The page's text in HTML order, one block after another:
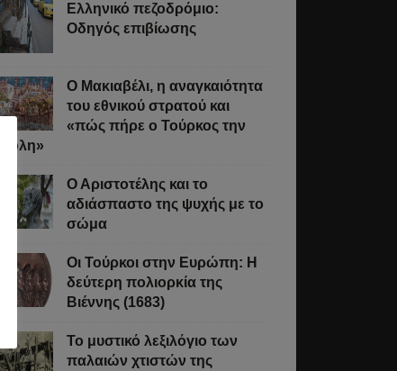
Ελληνικό πεζοδρόμιο:
Οδηγός επιβίωσης
Ο Μακιαβέλι, η αναγκαιότητα
του εθνικού στρατού και
«πώς πήρε ο Τούρκος την
Πόλη»
Ο Αριστοτέλης και το
αδιάσπαστο της ψυχής με το
σώμα
Οι Τούρκοι στην Ευρώπη: Η
δεύτερη πολιορκία της
Βιέννης (1683)
Το μυστικό λεξιλόγιο των
παλαιών χτιστών της